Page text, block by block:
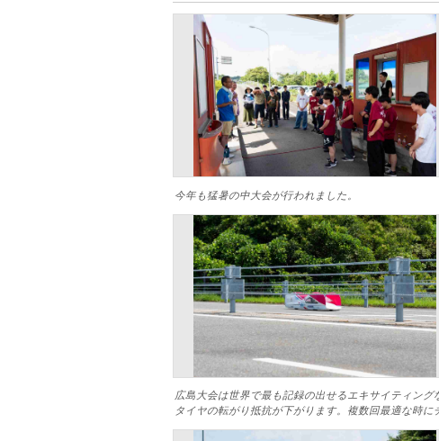
今年も猛暑の中大会が行われました。
広島大会は世界で最も記録の出せるエキサイティン
タイヤの転がり抵抗が下がります。複数回最適な時に